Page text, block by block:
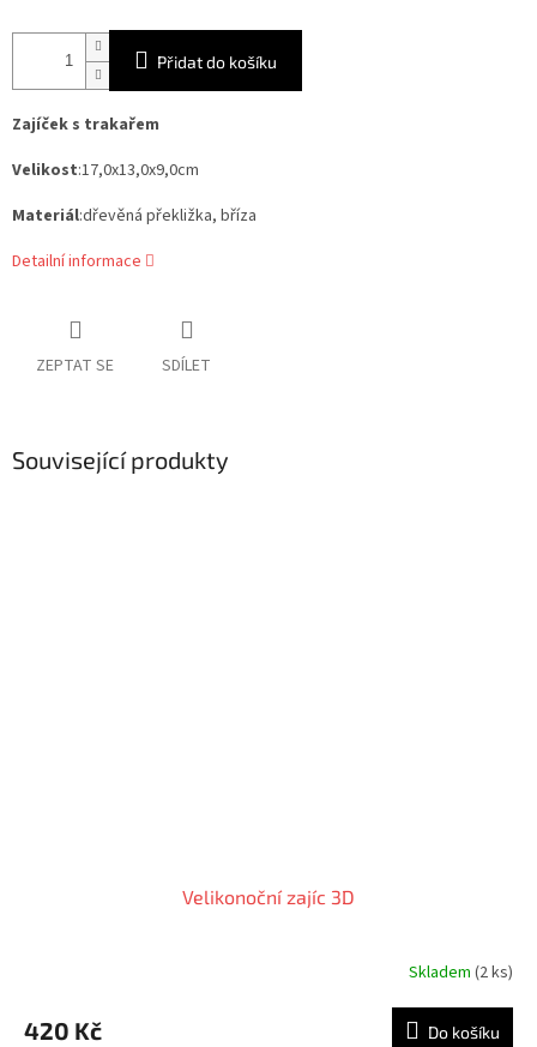
Přidat do košíku
Zajíček s trakařem
Velikost:17,0x13,0x9,0cm
Materiál:dřevěná překližka, bříza
Detailní informace
ZEPTAT SE SDÍLET
Související produkty
Velikonoční zajíc 3D
Skladem (2 ks)
420 Kč Do košíku